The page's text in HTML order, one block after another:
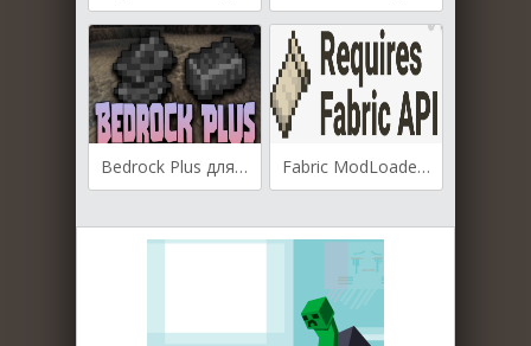
Bedrock Plus для Майнкрафт [1.19.3, 1.19.2, 1.19.1] Fabric ModLoader для Майнкрафт [1.14.4, 1.15, 1.15.1, 1.15.2]